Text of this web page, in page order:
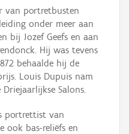
van portretbusten
onder meer aan
bij Jozef Geefs en aan
Hij was tevens
behaalde hij de
Louis Dupuis nam
Salons.
portrettist van
ook bas-reliëfs en